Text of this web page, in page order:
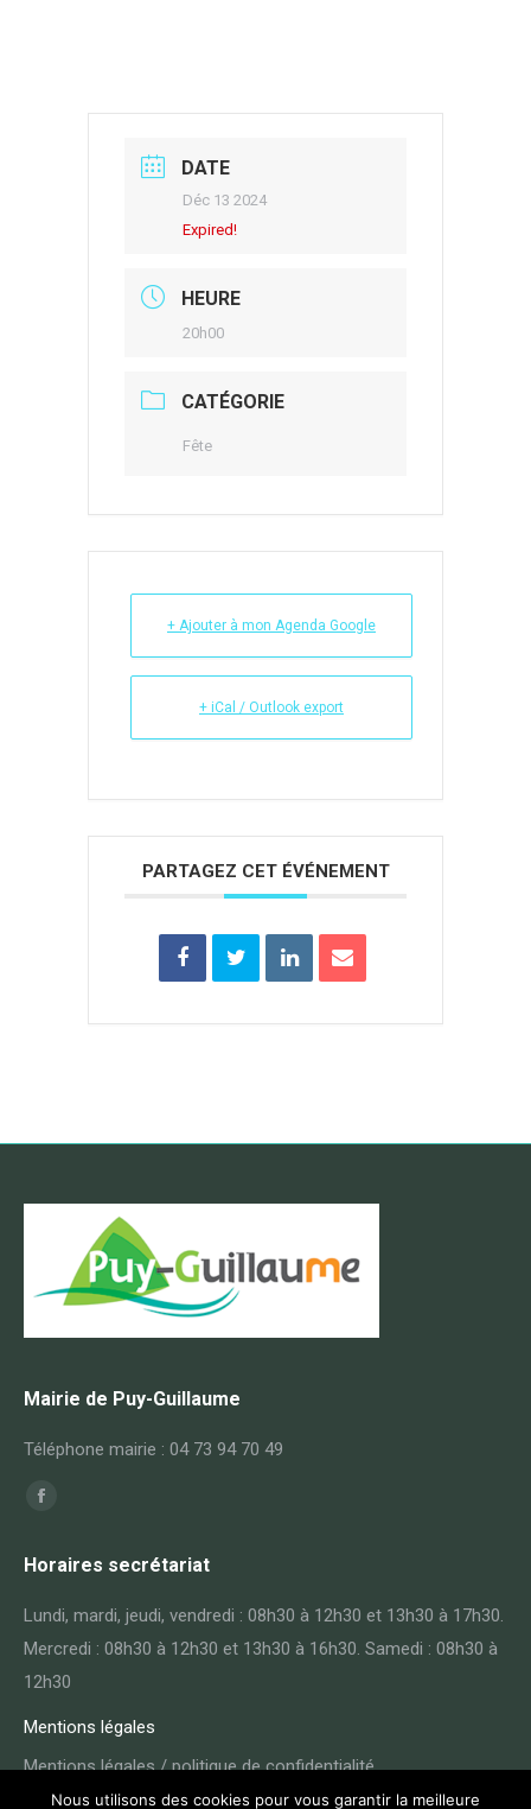
DATE
Déc 13 2024
Expired!
HEURE
20h00
CATÉGORIE
Fête
+ Ajouter à mon Agenda Google
+ iCal / Outlook export
PARTAGEZ CET ÉVÉNEMENT
Mairie de Puy-Guillaume
Téléphone mairie : 04 73 94 70 49
Trouvez nous sur :
Facebook
opens
Horaires secrétariat
Lundi, mardi, jeudi, vendredi : 08h30 à 12h30 et 13h30 à 17h30.
Mercredi : 08h30 à 12h30 et 13h30 à 16h30. Samedi : 08h30 à
12h30
Mentions légales
Mentions légales / politique de confidentialité
Nous utilisons des cookies pour vous garantir la meilleure